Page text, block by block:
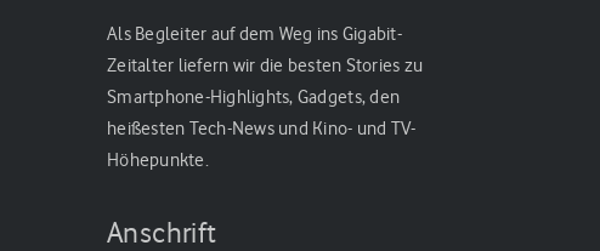
Als Begleiter auf dem Weg ins Gigabit-
Zeitalter liefern wir die besten Stories zu
Smartphone-Highlights, Gadgets, den
heißesten Tech-News und Kino- und TV-
Höhepunkte.
Anschrift